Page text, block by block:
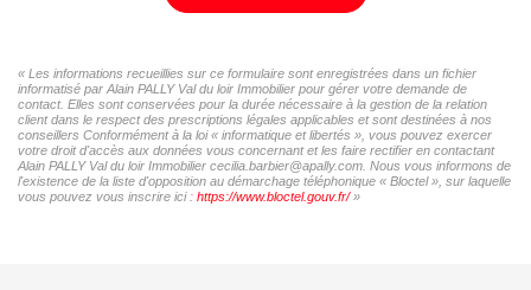
« Les informations recueillies sur ce formulaire sont enregistrées dans un fichier
informatisé par Alain PALLY Val du loir Immobilier pour gérer votre demande de
contact. Elles sont conservées pour la durée nécessaire à la gestion de la relation
client dans le respect des prescriptions légales applicables et sont destinées à nos
conseillers Conformément à la loi « informatique et libertés », vous pouvez exercer
votre droit d'accès aux données vous concernant et les faire rectifier en contactant
Alain PALLY Val du loir Immobilier cecilia.barbier@apally.com. Nous vous informons de
l'existence de la liste d'opposition au démarchage téléphonique « Bloctel », sur laquelle
vous pouvez vous inscrire ici : https://www.bloctel.gouv.fr/»